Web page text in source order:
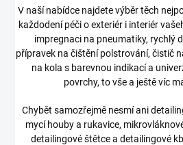
V naší nabídce najdete výběr těch
každodení péči o exteriér i interiér
impregnaci na pneumatiky, rychlý
přípravek na čištění polstrování, čistič
na kola s barevnou indikací a
povrchy, to vše a ještě víc
Chybět samozřejmě nesmí ani
mycí houby a rukavice,
detailingové štětce a detailingové